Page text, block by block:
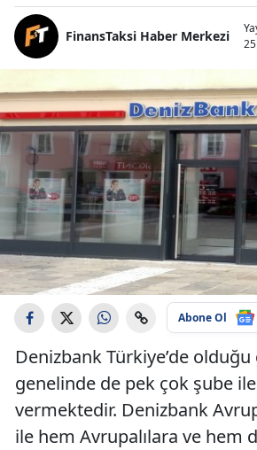
FinansTaksi Haber Merkezi
Abone Ol
Denizbank Türkiye’de
genelinde de pek çok şube
vermektedir. Denizbank
ile hem Avrupalılara ve hem